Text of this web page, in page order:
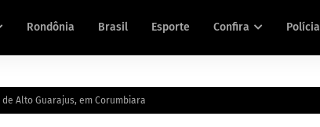
Rondônia Brasil Esporte Confira Polícia
Alto Guarajus, em Corumbiara